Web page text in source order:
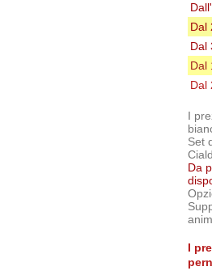
Dal
Dal
Dal
Dal
I
Set
Da
I